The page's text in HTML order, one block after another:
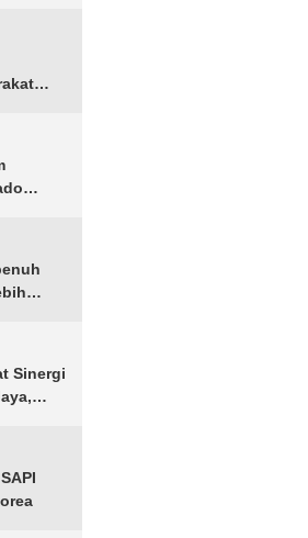
Sinergi
81